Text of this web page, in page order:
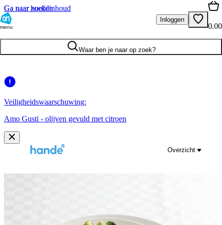
Ga naar hoofdinhoud
Ga naar zoeken
menu
Inloggen
0.00
Waar ben je naar op zoek?
Veiligheidswaarschuwing:
Amo Gusti - olijven gevuld met citroen
Overzicht